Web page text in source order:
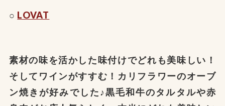
○ LOVAT
素材の味を活かした味付けでどれも美味しい！
そしてワインがすすむ！カリフラワーのオーブ
ン焼きが好みでした♪黒毛和牛のタルタルや赤